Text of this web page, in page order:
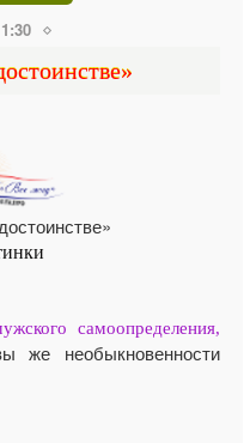
самоопределения,
же необыкновенности